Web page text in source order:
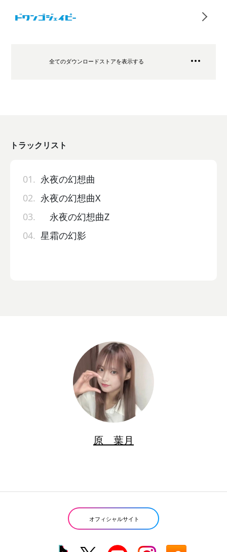
全てのダウンロードストアを表示する
トラックリスト
01. 永夜の幻想曲
02. 永夜の幻想曲X
03. 永夜の幻想曲Z
04. 星霜の幻影
原 葉月
オフィシャルサイト